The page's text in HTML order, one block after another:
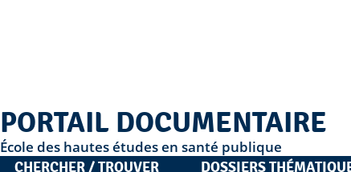
PORTAIL DOCUMENTAIRE
École des hautes études en santé publique
CHERCHER / TROUVER DOSSIERS